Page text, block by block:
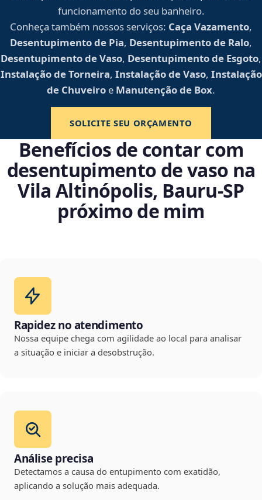
funcionamento do seu banheiro.
Conheça também nossos serviços: Caça Vazamento,
Desentupimento de Pia, Desentupimento de Ralo,
Desentupimento de Vaso, Desentupimento de Esgoto,
Instalação de Torneira, Instalação de Vaso, Instalação
de Chuveiro e Manutenção de Box.
SOLICITE SEU ORÇAMENTO
Benefícios de contar com
desentupimento de vaso na
Vila Altinópolis, Bauru‑SP
próximo de mim
Rapidez no atendimento
Nossa equipe chega com agilidade ao local para analisar
a situação e iniciar a desobstrução.
Análise precisa
Detectamos a causa do entupimento com exatidão,
aplicando a solução mais adequada.